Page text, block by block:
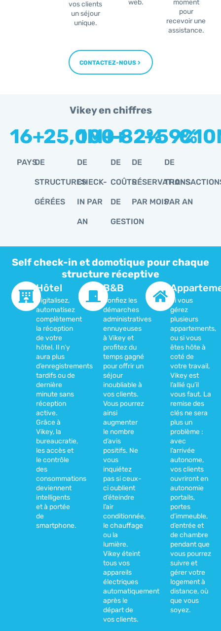
vos clients
un séjour
unique.
web.
moment
pour
recevoir une
assistance.
CONTACTEZ-NOUS
Vikey en chiffres
PAYS
16+
DE
STRUCTURES
GÉRÉES
25,000+
DE
CHECK-
IN PAR
AN
1M+
DE
COÛTS
DE
GESTION
-82%
DE
RÉSERVATIONS
PAR MOIS
+59%
DE
PAR AN
€10
Self check-in et domotique pour chaque
structure réceptive
Hôtel
Digitalisez,
automatisez
complètement
la réception
de votre
hôtel. Il n’y
aura plus
d’enregistrements
tardifs ou de
dernière
minute sans
réception
active.
Grâce à
Vikey, la
bureaucratie,
les accès et
le contrôle
des
consommations
deviennent
intelligents
et à portée
de
smartphone.
B&B
Confiez les
démarches
administratives
ennuyeuses
à Vikey et
profitez du
temps gagné
pour offrir un
séjour
inoubliable à
vos clients.
Vous pourrez
ainsi
augmenter
le nombre
d’avis
positifs. Ne
vous
inquiétez
pas si ceux-
ci oublient
d’éteindre
l’air
conditionnée,
le chauffage
ou la
lumière.
Vikey éteint
tous vos
appareils
électriques
automatiquement
après le
départ de
vos clients.
Si vous
gérez
plusieurs
appartements,
ou si vous
êtes hôte à
coté de
votre travail,
Vikey est
l’allié qu’il
vous faut. La
remise des
clés ne sera
plus un
problème :
avec
l’arrivée
autonome,
vos clients
ouvriront en
autonomie
portails,
portes
d’immeuble,
d’entrée et
de chambre
pendant que
vous pourrez
suivre et
gérer votre
logement à
distance, où
que vous
soyez.